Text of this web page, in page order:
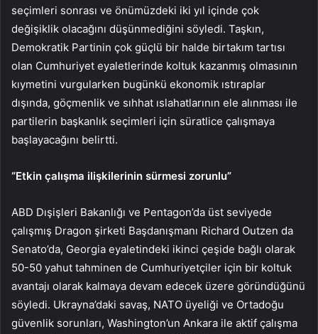
seçimleri sonrası ve önümüzdeki iki yıl içinde çok
değişiklik olacağını düşünmediğini söyledi. Taşkın,
Demokratik Partinin çok güçlü bir halde birtakım tartısı
olan Cumhuriyet eyaletlerinde koltuk kazanmış olmasının
kıymetini vurgularken bugünkü ekonomik ıstıraplar
dışında, göçmenlik ve sıhhat ıslahatlarının ele alınması ile
partilerin başkanlık seçimleri için süratlice çalışmaya
başlayacağını belirtti.
“Etkin çalışma ilişkilerinin sürmesi zorunlu”
ABD Dışişleri Bakanlığı ve Pentagon’da üst seviyede
çalışmış Dragon şirketi Başdanışmanı Richard Outzen da
Senato’da, Georgia eyaletindeki ikinci çeşide bağlı olarak
50-50 yahut tahminen de Cumhuriyetçiler için bir koltuk
avantajı olarak kalmaya devam edecek üzere göründüğünü
söyledi. Ukrayna’daki savaş, NATO üyeliği ve Ortadoğu
güvenlik sorunları, Washington’un Ankara ile aktif çalışma